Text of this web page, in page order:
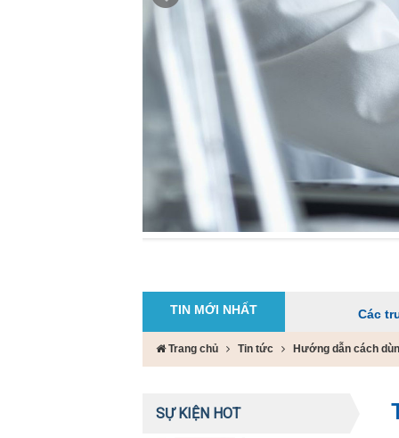
Các trường hợp
TIN MỚI NHẤT
Trang chủ Tin tức Hướng dẫn cách
SỰ KIỆN HOT